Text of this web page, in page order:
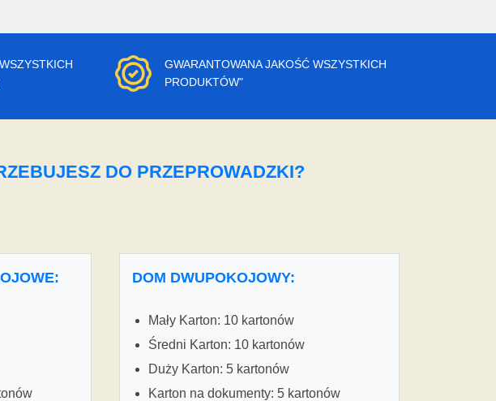
GWARANTOWANA JAKOŚĆ WSZYSTKICH
PRODUKTÓW"
DO PRZEPROWADZKI?
DOM DWUPOKOJOWY:
Mały Karton: 10 kartonów
Średni Karton: 10 kartonów
Duży Karton: 5 kartonów
Karton na dokumenty: 5 kartonów